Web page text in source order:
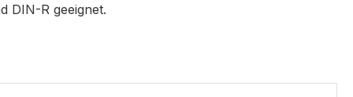
DIN-R geeignet.